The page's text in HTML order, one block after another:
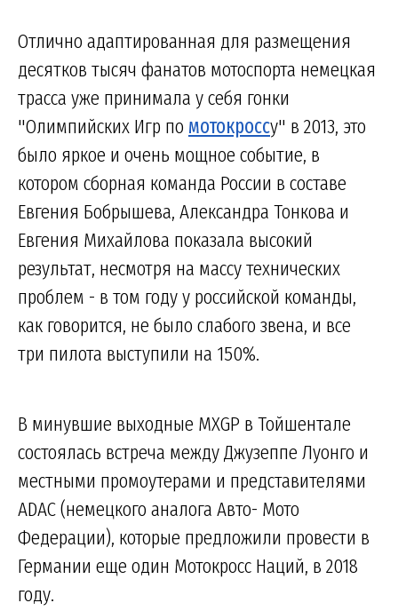
Отлично адаптированная для размещения
десятков тысяч фанатов мотоспорта немецкая
трасса уже принимала у себя гонки
"Олимпийских Игр по мотокроссу" в 2013, это
было яркое и очень мощное событие, в
котором сборная команда России в составе
Евгения Бобрышева, Александра Тонкова и
Евгения Михайлова показала высокий
результат, несмотря на массу технических
проблем - в том году у российской команды,
как говорится, не было слабого звена, и все
три пилота выступили на 150%.
В минувшие выходные MXGP в Тойшентале
состоялась встреча между Джузеппе Луонго и
местными промоутерами и представителями
ADAC (немецкого аналога Авто- Мото
Федерации), которые предложили провести в
Германии еще один Мотокросс Наций, в 2018
году.